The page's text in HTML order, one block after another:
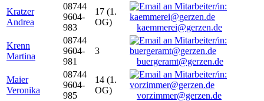
Kratzer
Andrea
08744
9604-
983
17 (1.
OG)
kaemmerei@gerzen.de
Krenn
Martina
08744
9604-
981
3
buergeramt@gerzen.de
Maier
Veronika
08744
9604-
985
14 (1.
OG)
vorzimmer@gerzen.de